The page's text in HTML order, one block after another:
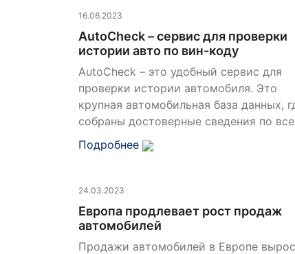
16.06.2023
AutoCheck – сервис для проверки
истории авто по вин-коду
AutoCheck – это удобный сервис для
проверки истории автомобиля. Это
крупная автомобильная база данных,
собраны достоверные сведения по
Подробнее
24.03.2023
Европа продлевает рост продаж
автомобилей
Продажи автомобилей в Европе